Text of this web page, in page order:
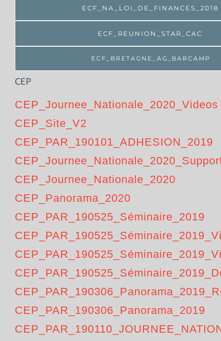
ECF_NA_LOI_DE_FINANCES_2018
ECF_REUNION_STAR_CAC
ECF_BRETAGNE_AG_BARCAMP
CEP
CEP_Journee_Nationale_2020_Videos
CEP_Site_V2
CEP_PAR_190101_ADHESION_2019
CEP_Journee_Nationale_2020
CEP_Panorama_2020
CEP_PAR_190525_Séminaire_2019
CEP_PAR_190306_Panorama_2019